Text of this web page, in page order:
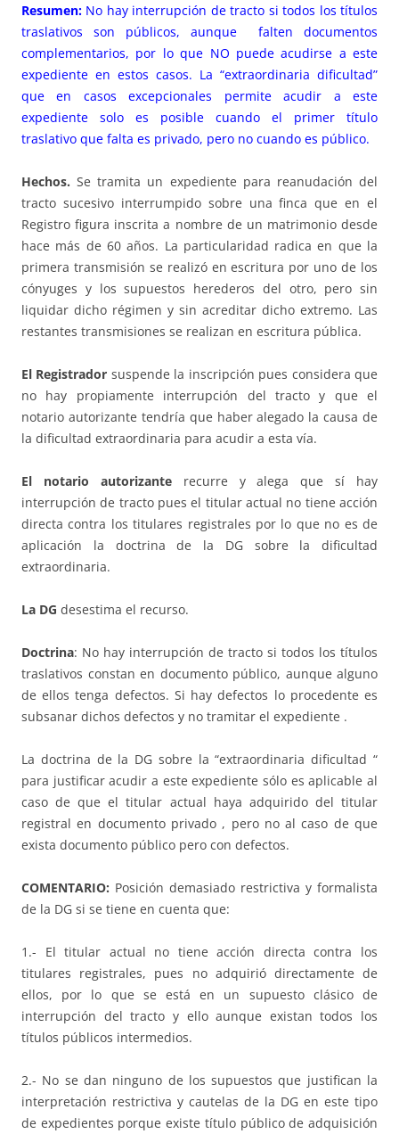
Resumen: No hay interrupción de tracto si todos los títulos
traslativos son públicos, aunque falten documentos
complementarios, por lo que NO puede acudirse a este
expediente en estos casos. La “extraordinaria dificultad”
que en casos excepcionales permite acudir a este
expediente solo es posible cuando el primer título
traslativo que falta es privado, pero no cuando es público.
Hechos.Se tramita un expediente para reanudación del
tracto sucesivo interrumpido sobre una finca que en el
Registro figura inscrita a nombre de un matrimonio desde
hace más de 60 años. La particularidad radica en que la
primera transmisión se realizó en escritura por uno de los
cónyuges y los supuestos herederos del otro, pero sin
liquidar dicho régimen y sin acreditar dicho extremo. Las
restantes transmisiones se realizan en escritura pública.
El Registrador suspende la inscripción pues considera que
no hay propiamente interrupción del tracto y que el
notario autorizante tendría que haber alegado la causa de
la dificultad extraordinaria para acudir a esta vía.
El notario autorizante recurre y alega que sí hay
interrupción de tracto pues el titular actual no tiene acción
directa contra los titulares registrales por lo que no es de
aplicación la doctrina de la DG sobre la dificultad
extraordinaria.
La DG desestima el recurso.
Doctrina: No hay interrupción de tracto si todos los títulos
traslativos constan en documento público, aunque alguno
de ellos tenga defectos. Si hay defectos lo procedente es
subsanar dichos defectos y no tramitar el expediente .
La doctrina de la DG sobre la “extraordinaria dificultad “
para justificar acudir a este expediente sólo es aplicable al
caso de que el titular actual haya adquirido del titular
registral en documento privado , pero no al caso de que
exista documento público pero con defectos.
COMENTARIO: Posición demasiado restrictiva y formalista
de la DG si se tiene en cuenta que:
1.- El titular actual no tiene acción directa contra los
titulares registrales, pues no adquirió directamente de
ellos, por lo que se está en un supuesto clásico de
interrupción del tracto y ello aunque existan todos los
títulos públicos intermedios.
2.- No se dan ninguno de los supuestos que justifican la
interpretación restrictiva y cautelas de la DG en este tipo
de expedientes porque existe título público de adquisición